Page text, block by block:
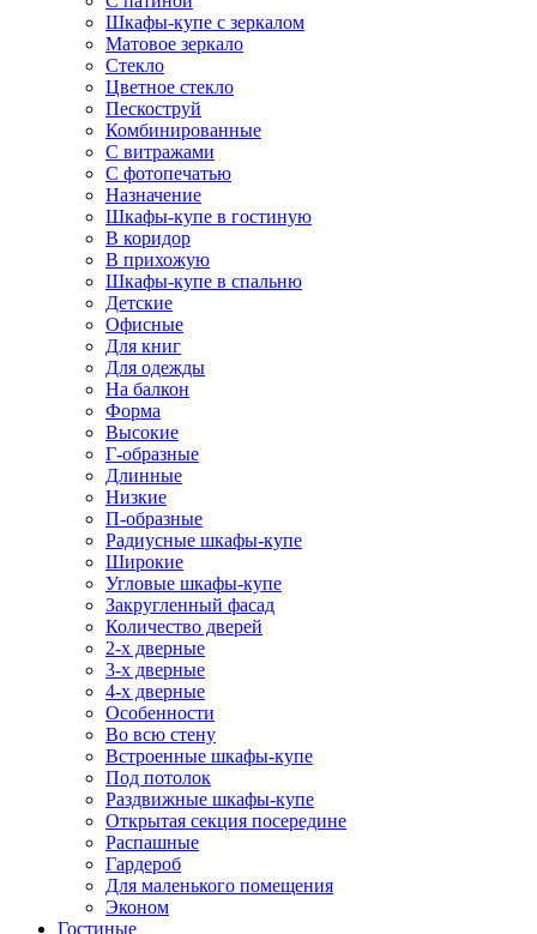
Шкафы-купе с зеркалом
Матовое зеркало
Стекло
Цветное стекло
Пескоструй
Комбинированные
С витражами
С фотопечатью
Назначение
Шкафы-купе в гостиную
В коридор
В прихожую
Шкафы-купе в спальню
Детские
Офисные
Для книг
Для одежды
На балкон
Форма
Высокие
Г-образные
Длинные
Низкие
П-образные
Радиусные шкафы-купе
Широкие
Угловые шкафы-купе
Закругленный фасад
Количество дверей
2-х дверные
3-х дверные
4-х дверные
Особенности
Во всю стену
Встроенные шкафы-купе
Под потолок
Раздвижные шкафы-купе
Открытая секция посередине
Распашные
Гардероб
Для маленького помещения
Эконом
Гостиные